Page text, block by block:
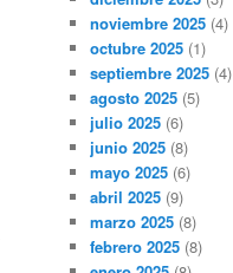
noviembre 2025 (4)
octubre 2025 (1)
septiembre 2025 (4)
agosto 2025 (5)
julio 2025 (6)
junio 2025 (8)
mayo 2025 (6)
abril 2025 (9)
marzo 2025 (8)
febrero 2025 (8)